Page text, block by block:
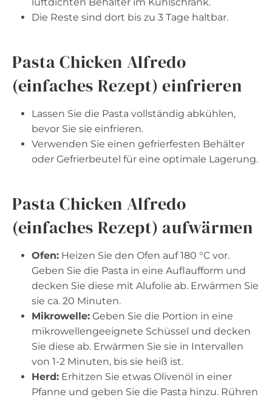
Die Reste sind dort bis zu 3 Tage haltbar.
Pasta Chicken Alfredo
(einfaches Rezept) einfrieren
Lassen Sie die Pasta vollständig abkühlen,
bevor Sie sie einfrieren.
Verwenden Sie einen gefrierfesten Behälter
oder Gefrierbeutel für eine optimale Lagerung.
Pasta Chicken Alfredo
(einfaches Rezept) aufwärmen
Ofen: Heizen Sie den Ofen auf 180 °C vor.
Geben Sie die Pasta in eine Auflaufform und
decken Sie diese mit Alufolie ab. Erwärmen Sie
sie ca. 20 Minuten.
Mikrowelle: Geben Sie die Portion in eine
mikrowellengeeignete Schüssel und decken
Sie diese ab. Erwärmen Sie sie in Intervallen
von 1-2 Minuten, bis sie heiß ist.
Herd: Erhitzen Sie etwas Olivenöl in einer
Pfanne und geben Sie die Pasta hinzu. Rühren